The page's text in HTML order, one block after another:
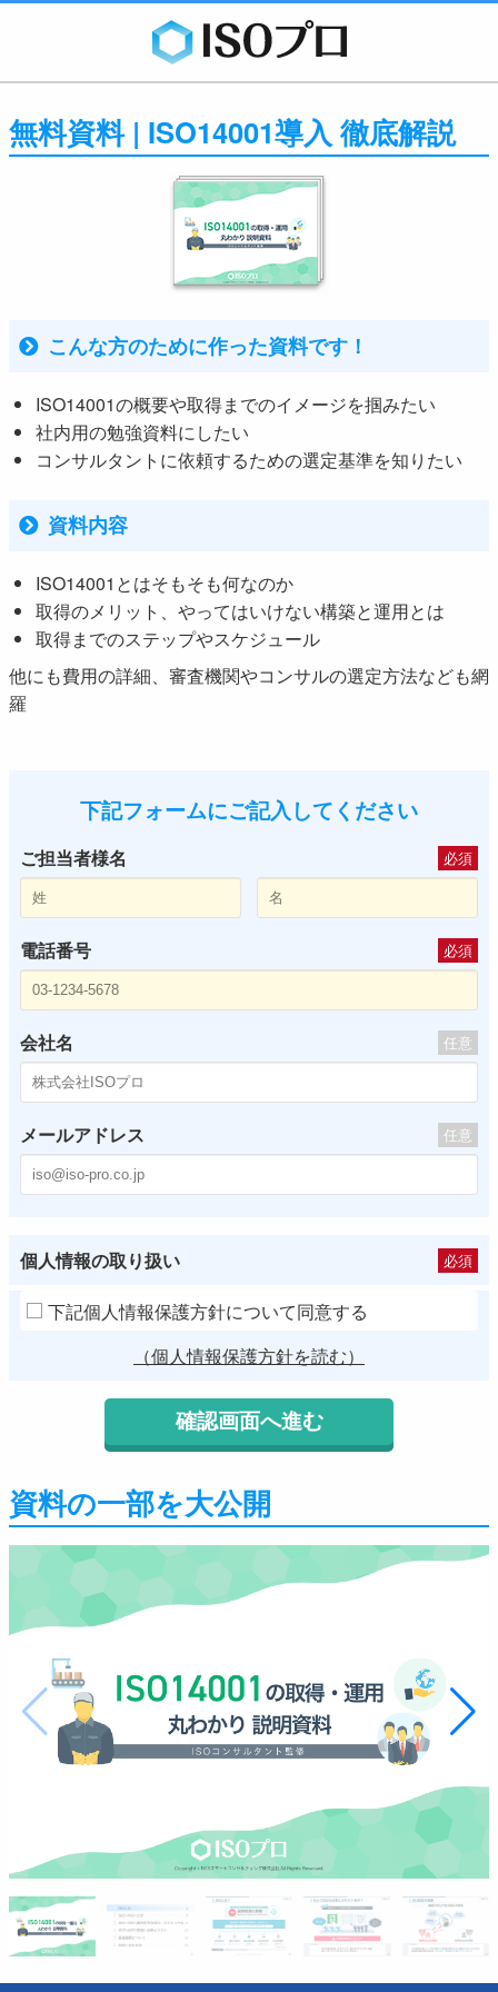
無料資料 | ISO14001導入 徹底解説
こんな方のために作った資料です！
ISO14001の概要や取得までのイメージを掴みたい
社内用の勉強資料にしたい
コンサルタントに依頼するための選定基準を知りたい
資料内容
ISO14001とはそもそも何なのか
取得のメリット、やってはいけない構築と運用とは
取得までのステップやスケジュール
他にも費用の詳細、審査機関やコンサルの選定方法なども網
羅
下記フォームにご記入してください
ご担当者様名 必須
電話番号 必須
会社名 任意
メールアドレス 任意
個人情報の取り扱い 必須
下記個人情報保護方針について同意する
（個人情報保護方針を読む）
資料の一部を大公開